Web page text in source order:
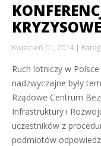
Kwiecień 01, 2014
Ruch lotniczy w
nadzwyczajne były
Rządowe Centrum
Infrastruktury i
uczestników z
podmiotów